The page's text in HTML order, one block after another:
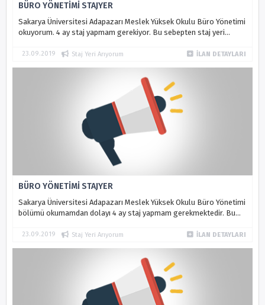
BÜRO YÖNETİMİ STAJYER
Sakarya Üniversitesi Adapazarı Meslek Yüksek Okulu Büro Yönetimi
okuyorum. 4 ay staj yapmam gerekiyor. Bu sebepten staj yeri
23.09.2019 Staj Yeri Arıyorum İLAN DETAYLARI
BÜRO YÖNETİMİ STAJYER
Sakarya Üniversitesi Adapazarı Meslek Yüksek Okulu Büro Yönetimi
bölümü okumamdan dolayı 4 ay staj yapmam gerekmektedir. Bu
23.09.2019 Staj Yeri Arıyorum İLAN DETAYLARI